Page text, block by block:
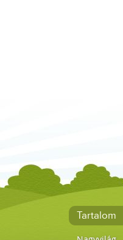
Tartalom